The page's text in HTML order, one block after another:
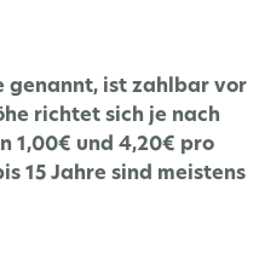
genannt, ist zahlbar vor
richtet sich je nach
1,00€ und 4,20€ pro
15 Jahre sind meistens